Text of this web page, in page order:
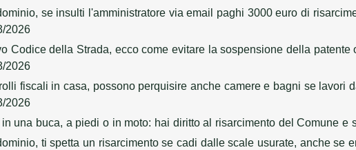
se insulti l'amministratore via email paghi 3000 euro di
2026
Codice della Strada, ecco come evitare la sospensione della
2026
fiscali in casa, possono perquisire anche camere e bagni se lavori
2026
una buca, a piedi o in moto: hai diritto al risarcimento del Comune e
ti spetta un risarcimento se cadi dalle scale usurate, anche se